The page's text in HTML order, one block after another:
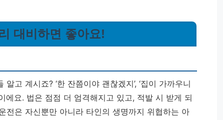
대비하면 좋아요!
고 계시죠? ‘한 잔쯤이야 괜찮겠지’, ‘집이 가까우니
에요. 법은 점점 더 엄격해지고 있고, 적발 시 받게 되
전은 자신뿐만 아니라 타인의 생명까지 위협하는 아